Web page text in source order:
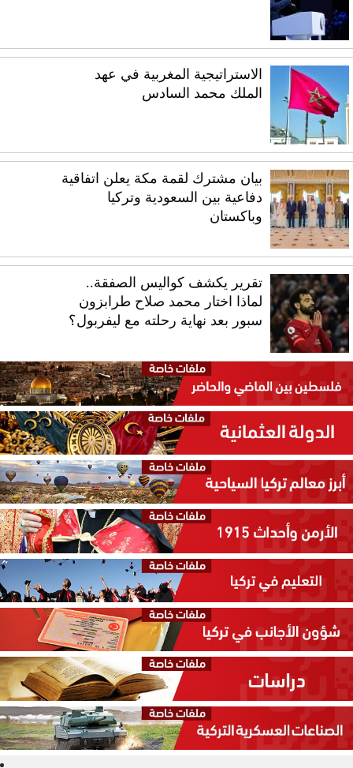
الاستراتيجية المغربية في عهد
الملك محمد السادس
بيان مشترك لقمة مكة يعلن اتفاقية
دفاعية بين السعودية وتركيا
وباكستان
تقرير يكشف كواليس الصفقة..
لماذا اختار محمد صلاح طرابزون
سبور بعد نهاية رحلته مع ليفربول؟